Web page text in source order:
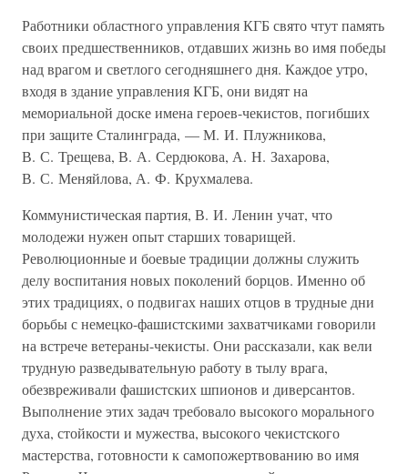
Работники областного управления КГБ свято чтут память
своих предшественников, отдавших жизнь во имя победы
над врагом и светлого сегодняшнего дня. Каждое утро,
входя в здание управления КГБ, они видят на
мемориальной доске имена героев-чекистов, погибших
при защите Сталинграда, — М. И. Плужникова,
В. С. Трещева, В. А. Сердюкова, А. Н. Захарова,
В. С. Меняйлова, А. Ф. Крухмалева.
Коммунистическая партия, В. И. Ленин учат, что
молодежи нужен опыт старших товарищей.
Революционные и боевые традиции должны служить
делу воспитания новых поколений борцов. Именно об
этих традициях, о подвигах наших отцов в трудные дни
борьбы с немецко-фашистскими захватчиками говорили
на встрече ветераны-чекисты. Они рассказали, как вели
трудную разведывательную работу в тылу врага,
обезвреживали фашистских шпионов и диверсантов.
Выполнение этих задач требовало высокого морального
духа, стойкости и мужества, высокого чекистского
мастерства, готовности к самопожертвованию во имя